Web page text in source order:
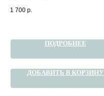
1 700 р.
ПОДРОБНЕЕ
ДОБАВИТЬ В КОРЗИНУ